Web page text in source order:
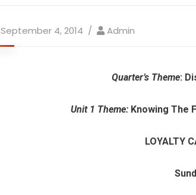
September 4, 2014 Admin
Quarter’s Theme:
Unit 1 Theme:Knowing The
LOYALTY